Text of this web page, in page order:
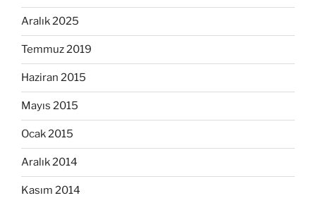
Aralık 2025
Temmuz 2019
Haziran 2015
Mayıs 2015
Ocak 2015
Aralık 2014
Kasım 2014